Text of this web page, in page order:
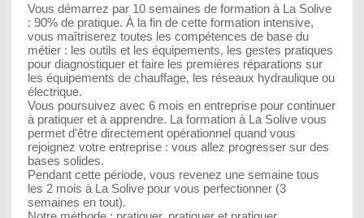
Vous démarrez par 10 semaines de formation à La Solive
: 90% de pratique. À la fin de cette formation intensive,
vous maîtriserez toutes les compétences de base du
métier : les outils et les équipements, les gestes pratiques
pour diagnostiquer et faire les premières réparations sur
les équipements de chauffage, les réseaux hydraulique ou
électrique.
Vous poursuivez avec 6 mois en entreprise pour continuer
à pratiquer et à apprendre. La formation à La Solive vous
permet d'être directement opérationnel quand vous
rejoignez votre entreprise : vous allez progresser sur des
bases solides.
Pendant cette période, vous revenez une semaine tous
les 2 mois à La Solive pour vous perfectionner (3
semaines en tout).